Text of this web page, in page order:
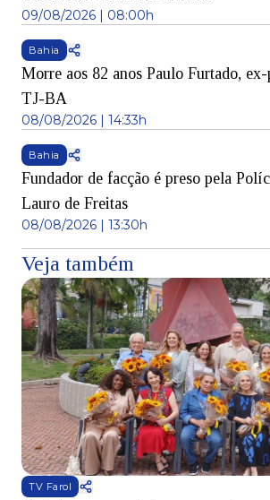
09/08/2026 | 08:00h
Bahia
Morre aos 82 anos Paulo Furtado,
TJ-BA
08/08/2026 | 14:33h
Bahia
Fundador de facção é preso pela
Lauro de Freitas
08/08/2026 | 13:30h
Veja também
TV Farol